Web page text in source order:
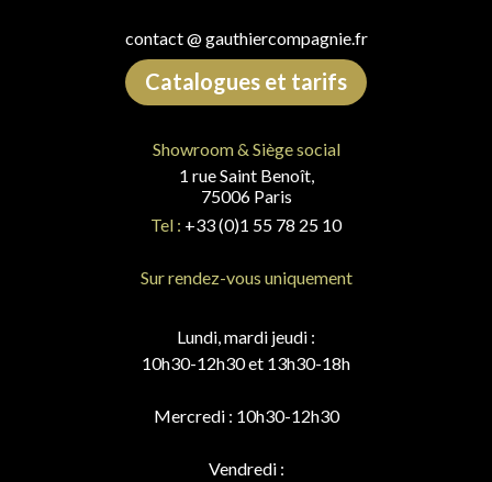
contact @ gauthiercompagnie.fr
Catalogues et tarifs
Showroom & Siège social
1 rue Saint Benoît,
75006 Paris
Tel : +33 (0)1 55 78 25 10
Sur rendez-vous uniquement
Lundi, mardi jeudi :
10h30-12h30 et 13h30-18h
Mercredi : 10h30-12h30
Vendredi :